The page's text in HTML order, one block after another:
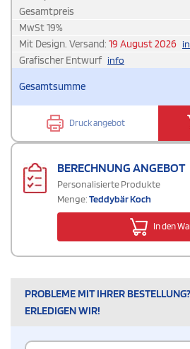
Gesamtpreis
MwSt19%
Mit Design. Versand: 19 August 2026
Grafischer Entwurf info
Gesamtsumme
Druck angebot
BERECHNUNG ANGEBOT
Personalisierte Produkte
Menge:Teddybär Koch
In den
PROBLEME MIT IHRER
ERLEDIGEN WIR!